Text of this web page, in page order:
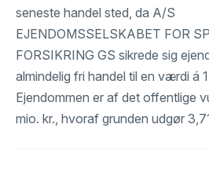
seneste handel sted, da A/S
EJENDOMSSELSKABET FOR
FORSIKRING GS sikrede sig
almindelig fri handel til en værdi á
Ejendommen er af det offentlige
mio. kr., hvoraf grunden udgør